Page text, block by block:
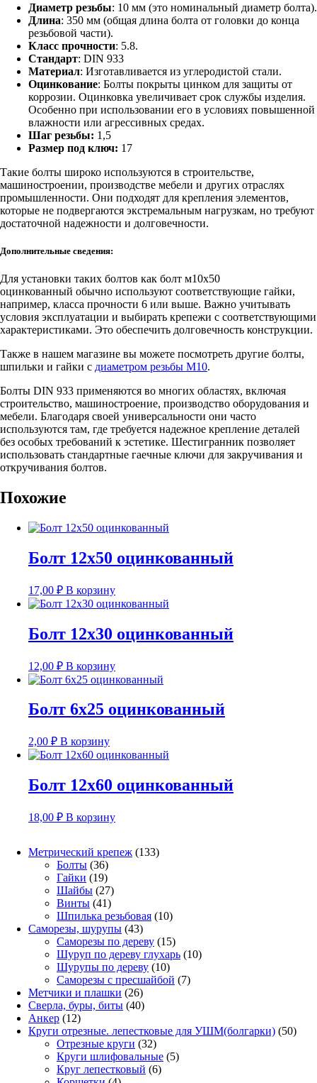
Диаметр резьбы: 10 мм (это номинальный диаметр болта).
Длина: 350 мм (общая длина болта от головки до конца
резьбовой части).
Класс прочности: 5.8.
Стандарт: DIN 933
Материал: Изготавливается из углеродистой стали.
Оцинкование: Болты покрыты цинком для защиты от
коррозии. Оцинковка увеличивает срок службы изделия.
Особенно при использовании его в условиях повышенной
влажности или агрессивных средах.
Шаг резьбы: 1,5
Размер под ключ: 17
Такие болты широко используются в строительстве,
машиностроении, производстве мебели и других отраслях
промышленности. Они подходят для крепления элементов,
которые не подвергаются экстремальным нагрузкам, но требуют
достаточной надежности и долговечности.
Дополнительные сведения:
Для установки таких болтов как болт м10х50
оцинкованный обычно используют соответствующие гайки,
например, класса прочности 6 или выше. Важно учитывать
условия эксплуатации и выбирать крепежи с соответствующими
характеристиками. Это обеспечить долговечность конструкции.
Также в нашем магазине вы можете посмотреть другие болты,
шпильки и гайки с диаметром резьбы М10.
Болты DIN 933 применяются во многих областях, включая
строительство, машиностроение, производство оборудования и
мебели. Благодаря своей универсальности они часто
используются там, где требуется надежное крепление деталей
без особых требований к эстетике. Шестигранник позволяет
использовать стандартные гаечные ключи для закручивания и
откручивания болтов.
Похожие
Болт 12х50 оцинкованный
17,00 ₽ В корзину
Болт 12х30 оцинкованный
12,00 ₽ В корзину
Болт 6х25 оцинкованный
2,00 ₽ В корзину
Болт 12х60 оцинкованный
18,00 ₽ В корзину
Метрический крепеж 133133
Болты 3636
товаров
Гайки 1919
товаров
Шайбы 2727
товаров
Винты 4141
товар
Шпилька резьбовая 1010
Саморезы, шурупы 4343
товара
Саморезы по дереву 1515
товаров
Шуруп по дереву глухарь 1010
Шурупы по дереву 1010
товаров
Саморезы с пресшайбой 77
Метчики и плашки 2626
товаров
Сверла, буры, биты 4040
Анкер 1212
товаров
Круги отрезные. лепестковые для УШМ(болгарки) 5050
Отрезные круги 3232
товара
Круги шлифовальные 55
Круг лепестковый 66